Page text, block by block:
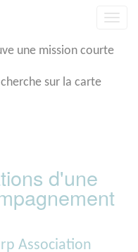
une mission courte
cherche sur la carte
d'une
Association